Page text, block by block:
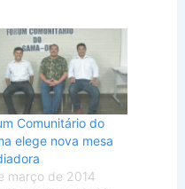
Comunitário do
elege nova mesa
março de 2014